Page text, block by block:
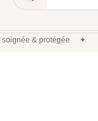
soignée & protégée ✦